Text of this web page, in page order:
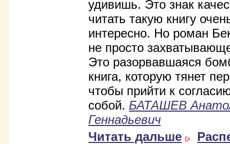
удивишь. Это знак
читать такую книгу
интересно. Но роман
не просто
Это разорвавшаяся
книга, которую тянет
чтобы прийти к
собой. БАТАШЕВ
Геннадьевич
Читать дальше